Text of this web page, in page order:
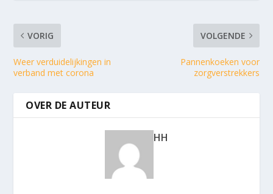
VORIG
Weer verduidelijkingen in
verband met corona
VOLGENDE
Pannenkoeken voor
zorgverstrekkers
OVER DE AUTEUR
HH